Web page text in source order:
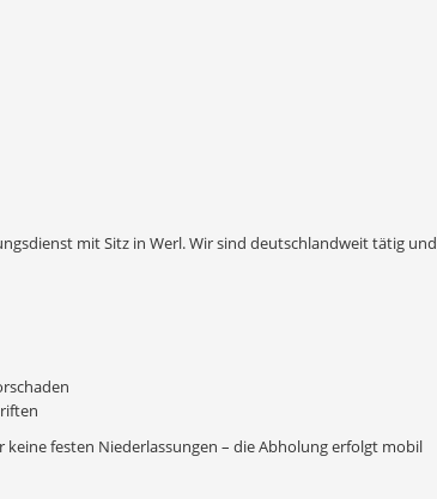
mit Sitz in Werl. Wir sind deutschlandweit tätig und
festen Niederlassungen – die Abholung erfolgt mobil